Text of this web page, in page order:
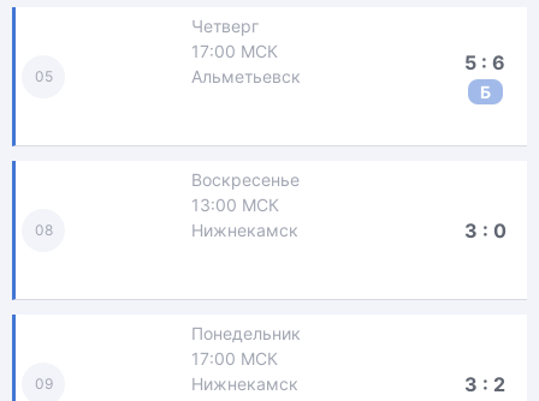
05
Четверг
17:00 МСК
Альметьевск
5 : 6
Б
08
Воскресенье
13:00 МСК
Нижнекамск
3 : 0
09
Понедельник
17:00 МСК
Нижнекамск
3 : 2